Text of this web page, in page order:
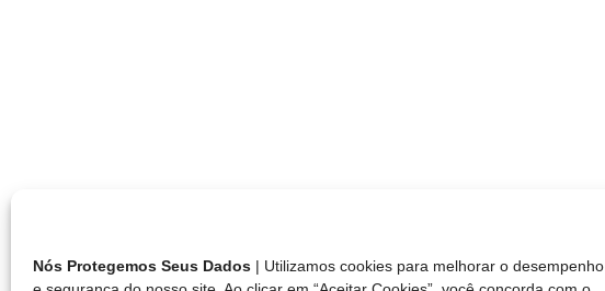
Nós Protegemos Seus Dados | Utilizamos cookies para melhorar o desempenho